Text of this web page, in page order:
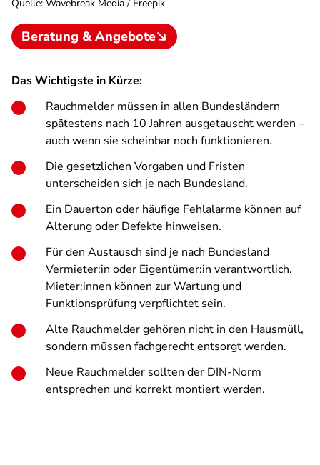
Quelle: Wavebreak Media / Freepik
Beratung & Angebote
Das Wichtigste in Kürze:
Rauchmelder müssen in allen Bundesländern
spätestens nach 10 Jahren ausgetauscht werden –
auch wenn sie scheinbar noch funktionieren.
Die gesetzlichen Vorgaben und Fristen
unterscheiden sich je nach Bundesland.
Ein Dauerton oder häufige Fehlalarme können auf
Alterung oder Defekte hinweisen.
Für den Austausch sind je nach Bundesland
Vermieter:in oder Eigentümer:in verantwortlich.
Mieter:innen können zur Wartung und
Funktionsprüfung verpflichtet sein.
Alte Rauchmelder gehören nicht in den Hausmüll,
sondern müssen fachgerecht entsorgt werden.
Neue Rauchmelder sollten der DIN-Norm
entsprechen und korrekt montiert werden.